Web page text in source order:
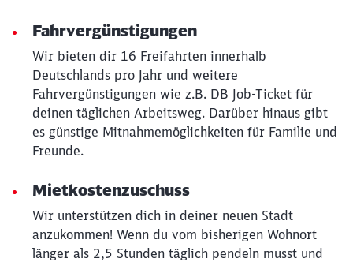
Fahrvergünstigungen
Wir bieten dir 16 Freifahrten innerhalb
Deutschlands pro Jahr und weitere
Fahrvergünstigungen wie z.B. DB Job-Ticket für
deinen täglichen Arbeitsweg. Darüber hinaus gibt
es günstige Mitnahmemöglichkeiten für Familie und
Freunde.
Mietkostenzuschuss
Wir unterstützen dich in deiner neuen Stadt
anzukommen! Wenn du vom bisherigen Wohnort
länger als 2,5 Stunden täglich pendeln musst und
Möchten Sie zuweitergeleitet
werden?
Abbrechen Weiter